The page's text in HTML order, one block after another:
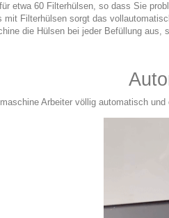
etwa 60 Filterhülsen, so dass Sie
mit Filterhülsen sorgt das
die Hülsen bei jeder Befüllung
Arbeiter völlig automatisch